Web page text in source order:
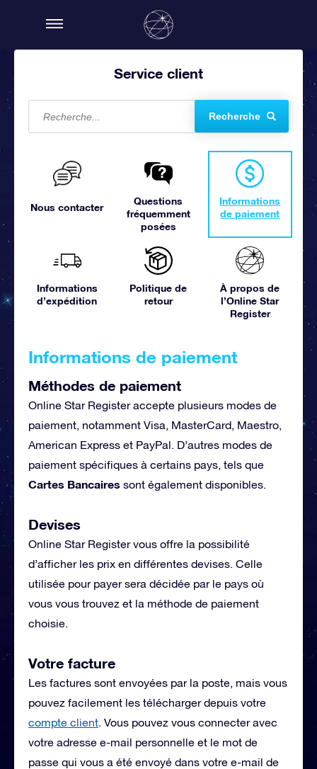
Service client
Recherche
Nous contacter
Questions
fréquemment
posées
Informations
de paiement
Informations
d’expédition
Politique de
retour
À propos de
l’Online Star
Register
Informations de paiement
Méthodes de paiement
Online Star Register accepte plusieurs modes de
paiement, notamment Visa, MasterCard, Maestro,
American Express et PayPal. D’autres modes de
paiement spécifiques à certains pays, tels que
Cartes Bancaires sont également disponibles.
Devises
Online Star Register vous offre la possibilité
d’afficher les prix en différentes devises. Celle
utilisée pour payer sera décidée par le pays où
vous vous trouvez et la méthode de paiement
choisie.
Votre facture
Les factures sont envoyées par la poste, mais vous
pouvez facilement les télécharger depuis votre
compte client. Vous pouvez vous connecter avec
votre adresse e-mail personnelle et le mot de
passe qui vous a été envoyé dans votre e-mail de